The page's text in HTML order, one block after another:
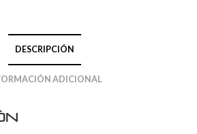
DESCRIPCIÓN
ADICIONAL